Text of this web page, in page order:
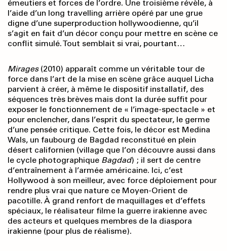
émeutiers et forces de l’ordre. Une troisième révèle, à
l’aide d’un long travelling arrière opéré par une grue
digne d’une superproduction hollywoodienne, qu’il
s’agit en fait d’un décor conçu pour mettre en scène ce
conflit simulé. Tout semblait si vrai, pourtant…
Mirages(2010) apparaît comme un véritable tour de
force dans l’art de la mise en scène grâce auquel Licha
parvient à créer, à même le dispositif installatif, des
séquences très brèves mais dont la durée suffit pour
exposer le fonctionnement de « l’image-spectacle » et
pour enclencher, dans l’esprit du spectateur, le germe
d’une pensée critique. Cette fois, le décor est Medina
Wals, un faubourg de Bagdad reconstitué en plein
désert californien (village que l’on découvre aussi dans
le cycle photographique Bagdad) ; il sert de centre
d’entraînement à l’armée américaine. Ici, c’est
Hollywood à son meilleur, avec force déploiement pour
rendre plus vrai que nature ce Moyen-Orient de
pacotille. À grand renfort de maquillages et d’effets
spéciaux, le réalisateur filme la guerre irakienne avec
des acteurs et quelques membres de la diaspora
irakienne (pour plus de réalisme).